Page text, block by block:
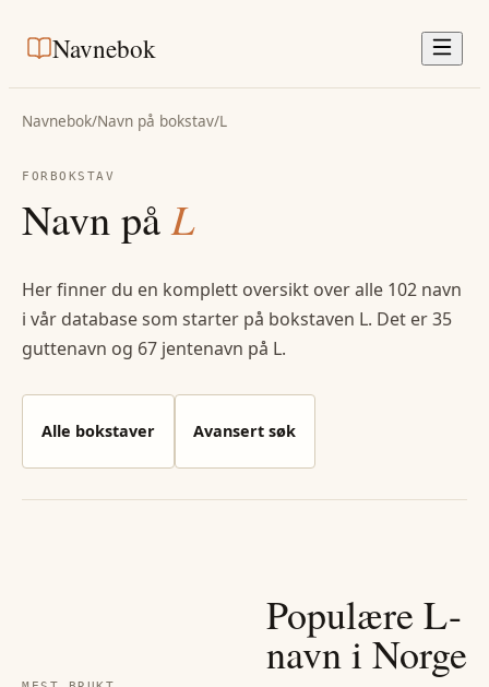
Navnebok
Navnebok/Navn på bokstav/L
FORBOKSTAV
Navn påL
Her finner du en komplett oversikt over alle 102 navn
i vår database som starter på bokstaven L. Det er35
guttenavn og 67 jentenavn på L.
Alle bokstaver Avansert søk
Populære L-
navn i Norge